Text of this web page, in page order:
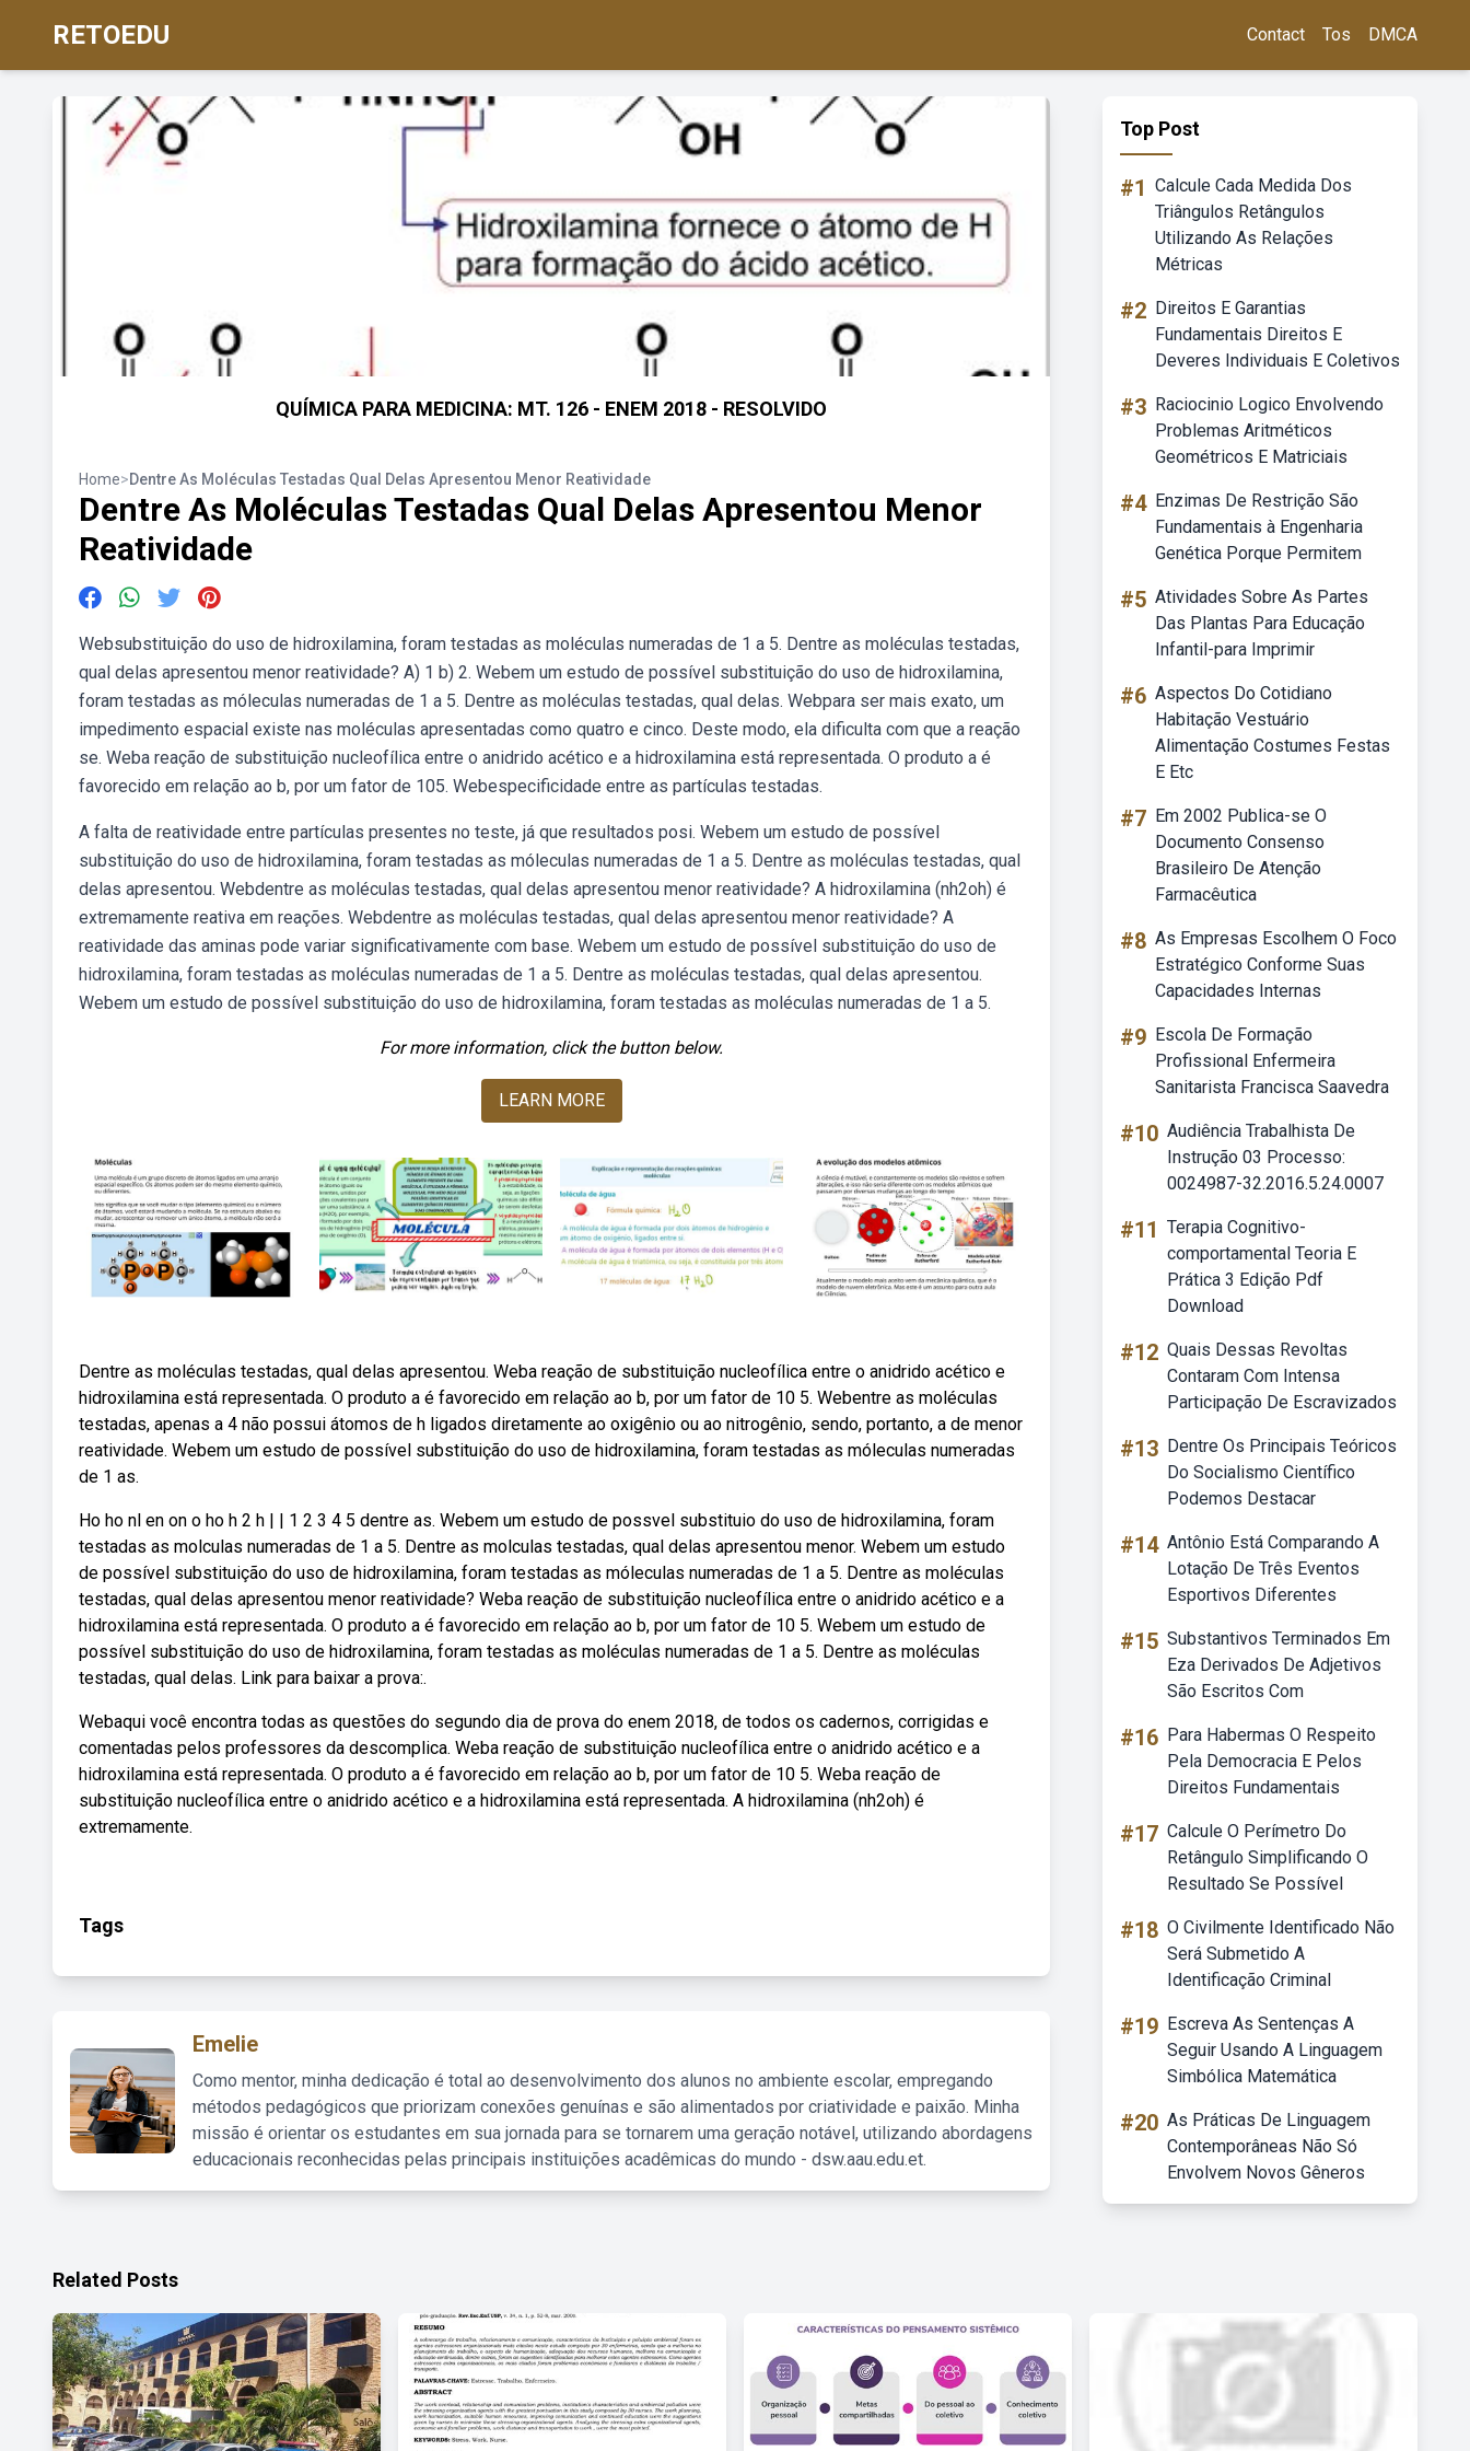
RETOEDU Contact Tos DMCA
QUÍMICA PARA MEDICINA: MT. 126 - ENEM 2018 - RESOLVIDO
Home>Dentre As Moléculas Testadas Qual Delas Apresentou Menor Reatividade
Dentre As Moléculas Testadas Qual Delas Apresentou Menor
Reatividade
Websubstituição do uso de hidroxilamina, foram testadas as moléculas numeradas de 1 a 5. Dentre as moléculas testadas,
qual delas apresentou menor reatividade? A) 1 b) 2. Webem um estudo de possível substituição do uso de hidroxilamina,
foram testadas as móleculas numeradas de 1 a 5. Dentre as moléculas testadas, qual delas. Webpara ser mais exato, um
impedimento espacial existe nas moléculas apresentadas como quatro e cinco. Deste modo, ela dificulta com que a reação
se. Weba reação de substituição nucleofílica entre o anidrido acético e a hidroxilamina está representada. O produto a é
favorecido em relação ao b, por um fator de 105. Webespecificidade entre as partículas testadas.
A falta de reatividade entre partículas presentes no teste, já que resultados posi. Webem um estudo de possível
substituição do uso de hidroxilamina, foram testadas as móleculas numeradas de 1 a 5. Dentre as moléculas testadas, qual
delas apresentou. Webdentre as moléculas testadas, qual delas apresentou menor reatividade? A hidroxilamina (nh2oh) é
extremamente reativa em reações. Webdentre as moléculas testadas, qual delas apresentou menor reatividade? A
reatividade das aminas pode variar significativamente com base. Webem um estudo de possível substituição do uso de
hidroxilamina, foram testadas as moléculas numeradas de 1 a 5. Dentre as moléculas testadas, qual delas apresentou.
Webem um estudo de possível substituição do uso de hidroxilamina, foram testadas as moléculas numeradas de 1 a 5.
For more information, click the button below.
LEARN MORE
Dentre as moléculas testadas, qual delas apresentou. Weba reação de substituição nucleofílica entre o anidrido acético e
hidroxilamina está representada. O produto a é favorecido em relação ao b, por um fator de 10 5. Webentre as moléculas
testadas, apenas a 4 não possui átomos de h ligados diretamente ao oxigênio ou ao nitrogênio, sendo, portanto, a de menor
reatividade. Webem um estudo de possível substituição do uso de hidroxilamina, foram testadas as móleculas numeradas
de 1 as.
Ho ho nl en on o ho h 2 h | | 1 2 3 4 5 dentre as. Webem um estudo de possvel substituio do uso de hidroxilamina, foram
testadas as molculas numeradas de 1 a 5. Dentre as molculas testadas, qual delas apresentou menor. Webem um estudo
de possível substituição do uso de hidroxilamina, foram testadas as móleculas numeradas de 1 a 5. Dentre as moléculas
testadas, qual delas apresentou menor reatividade? Weba reação de substituição nucleofílica entre o anidrido acético e a
hidroxilamina está representada. O produto a é favorecido em relação ao b, por um fator de 10 5. Webem um estudo de
possível substituição do uso de hidroxilamina, foram testadas as moléculas numeradas de 1 a 5. Dentre as moléculas
testadas, qual delas. Link para baixar a prova:.
Webaqui você encontra todas as questões do segundo dia de prova do enem 2018, de todos os cadernos, corrigidas e
comentadas pelos professores da descomplica. Weba reação de substituição nucleofílica entre o anidrido acético e a
hidroxilamina está representada. O produto a é favorecido em relação ao b, por um fator de 10 5. Weba reação de
substituição nucleofílica entre o anidrido acético e a hidroxilamina está representada. A hidroxilamina (nh2oh) é
extremamente.
Tags
Emelie
Como mentor, minha dedicação é total ao desenvolvimento dos alunos no ambiente escolar, empregando
métodos pedagógicos que priorizam conexões genuínas e são alimentados por criatividade e paixão. Minha
missão é orientar os estudantes em sua jornada para se tornarem uma geração notável, utilizando abordagens
educacionais reconhecidas pelas principais instituições acadêmicas do mundo - dsw.aau.edu.et.
Top Post
#1 Calcule Cada Medida Dos
Triângulos Retângulos
Utilizando As Relações
Métricas
#2 Direitos E Garantias
Fundamentais Direitos E
Deveres Individuais E Coletivos
#3 Raciocinio Logico Envolvendo
Problemas Aritméticos
Geométricos E Matriciais
#4 Enzimas De Restrição São
Fundamentais à Engenharia
Genética Porque Permitem
#5 Atividades Sobre As Partes
Das Plantas Para Educação
Infantil-para Imprimir
#6 Aspectos Do Cotidiano
Habitação Vestuário
Alimentação Costumes Festas
E Etc
#7 Em 2002 Publica-se O
Documento Consenso
Brasileiro De Atenção
Farmacêutica
#8 As Empresas Escolhem O Foco
Estratégico Conforme Suas
Capacidades Internas
#9 Escola De Formação
Profissional Enfermeira
Sanitarista Francisca Saavedra
#10 Audiência Trabalhista De
Instrução 03 Processo:
0024987-32.2016.5.24.0007
#11 Terapia Cognitivo-
comportamental Teoria E
Prática 3 Edição Pdf
Download
#12 Quais Dessas Revoltas
Contaram Com Intensa
Participação De Escravizados
#13 Dentre Os Principais Teóricos
Do Socialismo Científico
Podemos Destacar
#14 Antônio Está Comparando A
Lotação De Três Eventos
Esportivos Diferentes
#15 Substantivos Terminados Em
Eza Derivados De Adjetivos
São Escritos Com
#16 Para Habermas O Respeito
Pela Democracia E Pelos
Direitos Fundamentais
#17 Calcule O Perímetro Do
Retângulo Simplificando O
Resultado Se Possível
#18 O Civilmente Identificado Não
Será Submetido A
Identificação Criminal
#19 Escreva As Sentenças A
Seguir Usando A Linguagem
Simbólica Matemática
#20 As Práticas De Linguagem
Contemporâneas Não Só
Envolvem Novos Gêneros
Related Posts